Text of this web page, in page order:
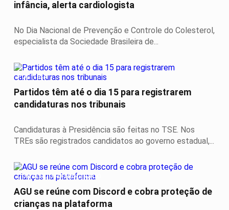
infância, alerta cardiologista
No Dia Nacional de Prevenção e Controle do Colesterol,
especialista da Sociedade Brasileira de...
POLÍTICA
Partidos têm até o dia 15 para registrarem
candidaturas nos tribunais
Candidaturas à Presidência são feitas no TSE. Nos
TREs são registrados candidatos ao governo estadual,...
CONTEÚDO PATROCINADO
AGU se reúne com Discord e cobra proteção de
crianças na plataforma